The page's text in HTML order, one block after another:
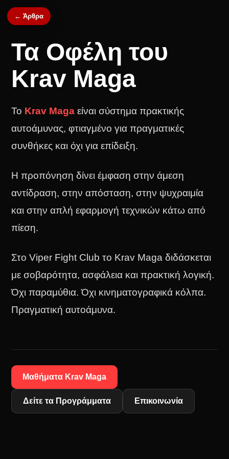
← Άρθρα
Τα Οφέλη του
Krav Maga
Το Krav Maga είναι σύστημα πρακτικής
αυτοάμυνας, φτιαγμένο για πραγματικές
συνθήκες και όχι για επίδειξη.
Η προπόνηση δίνει έμφαση στην άμεση
αντίδραση, στην απόσταση, στην ψυχραιμία
και στην απλή εφαρμογή τεχνικών κάτω από
πίεση.
Στο Viper Fight Club το Krav Maga διδάσκεται
με σοβαρότητα, ασφάλεια και πρακτική λογική.
Όχι παραμύθια. Όχι κινηματογραφικά κόλπα.
Πραγματική αυτοάμυνα.
Μαθήματα Krav Maga
Δείτε τα Προγράμματα Επικοινωνία